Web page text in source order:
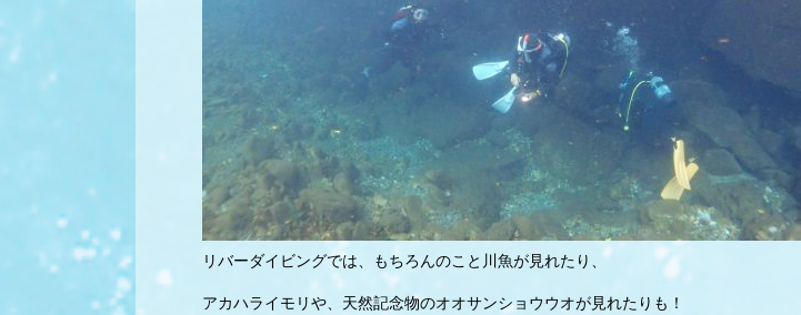
リバーダイビングでは、もちろんのこと川魚が見れたり、
アカハライモリや、天然記念物のオオサンショウウオが見れたりも！